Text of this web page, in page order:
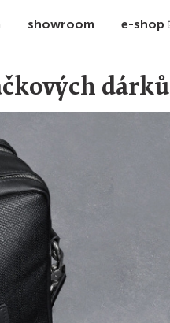
showroom e-shop
dárků